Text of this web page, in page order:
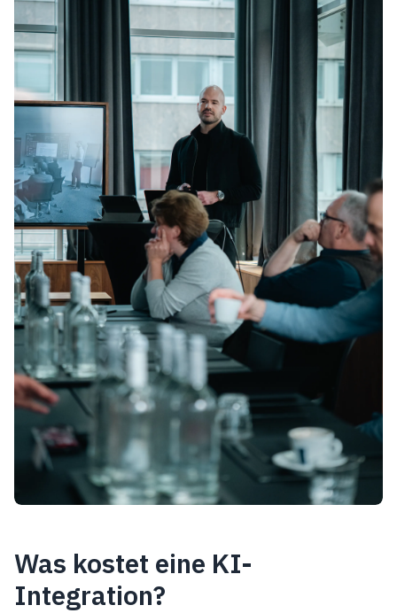
Was kostet eine KI-
Integration?